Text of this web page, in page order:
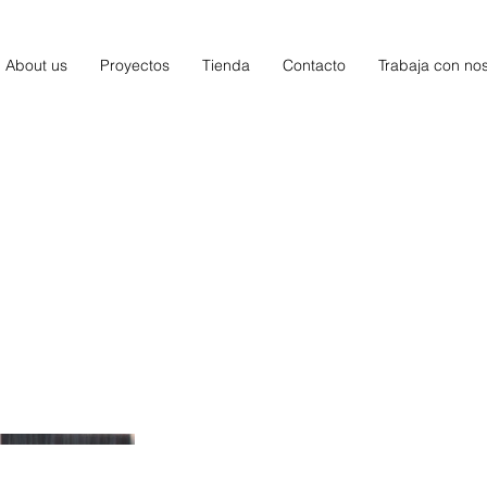
About us Proyectos Tienda Contacto Trabaja con